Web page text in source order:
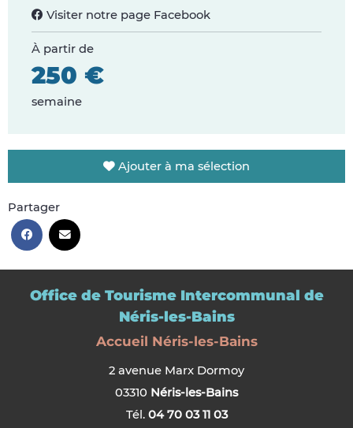
Visiter notre page Facebook
À partir de
250 €
semaine
Ajouter à ma sélection
Partager
Office de Tourisme Intercommunal de
Néris-les-Bains
Accueil Néris-les-Bains
2 avenue Marx Dormoy
03310 Néris-les-Bains
Tél. 04 70 03 11 03